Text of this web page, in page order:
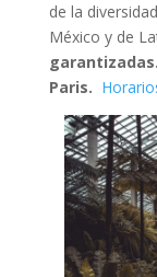
de la
México y de
garantizadas.
Paris.